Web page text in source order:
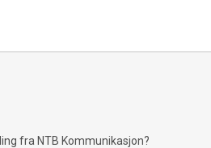
fra NTB Kommunikasjon?